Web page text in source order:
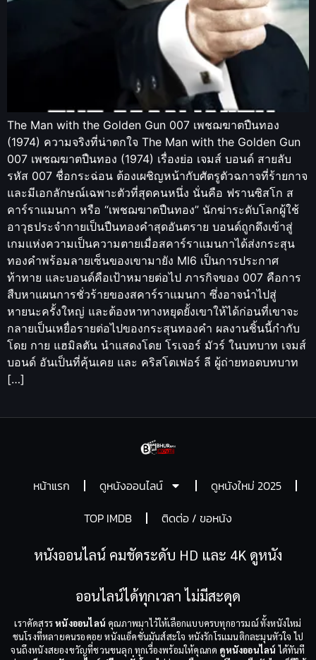
The Man with the Golden Gun 007 เพชฌฆาตปืนทอง
(1974) ความจริงที่น่าตกใจ The Man with the Golden Gun
007 เพชฌฆาตปืนทอง (1974) เรื่องย่อ เจมส์ บอนด์ สายลับ
รหัส 007 ชื่อกระฉ่อน ต้องเผชิญหน้ากับศัตรูตัวฉกาจที่ร้ายกาจ
และมีเอกลักษณ์เฉพาะตัวที่สุดคนหนึ่ง นั่นคือ ฟรานซิสโก ส
คาร์ราแมนกา หรือ “เพชฌฆาตปืนทอง” นักฆ่าระดับโลกผู้ใช้
อาวุธประจำกายเป็นปืนทองคำสุดอันตราย บอนด์ถูกดึงเข้าสู่
เกมแห่งความเป็นความตายเมื่อสคาร์ราแมนกาได้ส่งกระสุน
ทองคำพร้อมลายเซ็นของเขามายัง MI6 เป็นการประกาศ
ท้าทาย และบอนด์คือเป้าหมายต่อไป ภารกิจของ 007 คือการ
สืบหาแผนการชั่วร้ายของสคาร์ราแมนกา ซึ่งอาจนำไปสู่
หายนะครั้งใหญ่ และต้องหาทางหยุดยั้งเขาให้ได้ก่อนที่เขาจะ
กลายเป็นเหยื่อรายต่อไปของกระสุนทองคำ ผลงานชิ้นนี้กำกับ
โดย กาย แฮมิลตัน นำแสดงโดย โรเจอร์ มัวร์ ในบทบาท เจมส์
บอนด์ อันเป็นที่คุ้นเคย และ คริสโตเฟอร์ ลี ผู้ถ่ายทอดบทบาท
[…]
หน้าแรก ดูหนังออนไลน์
ดูหนังใหม่ 2025
TOP IMDB
ติดต่อ / ขอหนัง
หนังออนไลน์ คมชัดระดับ HD และ 4K ดูหนัง
ออนไลน์ได้ทุกเวลา ไม่มีสะดุด
เราคัดสรรหนังออนไลน์ คุณภาพมาไว้ให้เลือกแบบครบทุกอารมณ์ ทั้งหนังใหม่
ชนโรงที่หลายคนรอคอย หนังแอ็คชั่นมันส์สะใจ หนังรักโรแมนติกละมุนหัวใจ ไป
จนถึงหนังสยองขวัญที่ชวนขนลุก ทุกเรื่องพร้อมให้คุณกด ดูหนังออนไลน์ ได้ทันที